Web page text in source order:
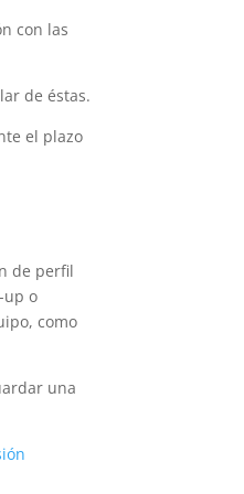
con las
de éstas.
el plazo
de perfil
up o
como
una